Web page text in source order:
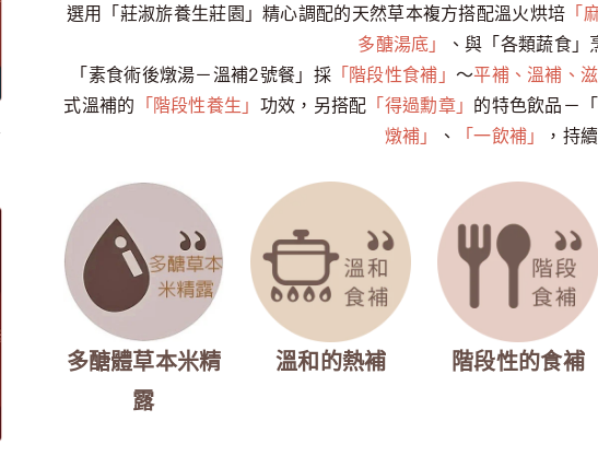
選用「莊淑旂養生莊園」精心調配的天然草本複方搭配溫火烘培 「
多醣湯底」
、與「各類蔬食」
「素食術後燉湯－溫補2號餐」採「階段性食補」 ～平補、溫補、
式溫補的 「階段性養生」 功效，另搭配 「得過勳章」 的特色飲品－
燉補」
、 「一飲補」 ，持
多醣體草本米精
露
溫和的熱補 階段性的食補